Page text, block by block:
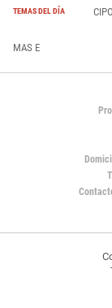
TEMAS DEL DÍA
MAS E